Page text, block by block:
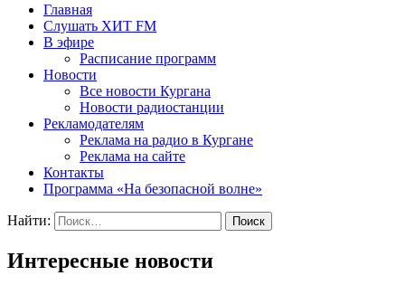
Главная
Слушать ХИТ FM
В эфире
Расписание программ
Новости
Все новости Кургана
Новости радиостанции
Рекламодателям
Реклама на радио в Кургане
Реклама на сайте
Контакты
Программа «На безопасной волне»
Найти:
Интересные новости